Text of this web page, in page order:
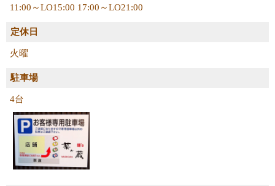
11:00～LO15:00 17:00～LO21:00
定休日
火曜
駐車場
4台